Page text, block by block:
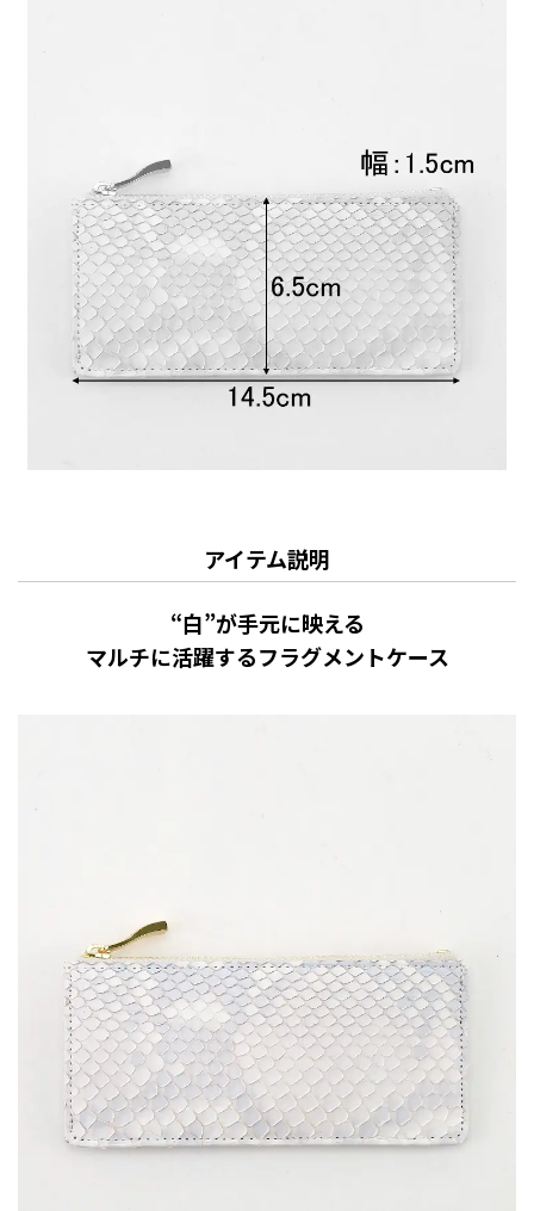
アイテム説明
“白”が手元に映える
マルチに活躍するフラグメントケース